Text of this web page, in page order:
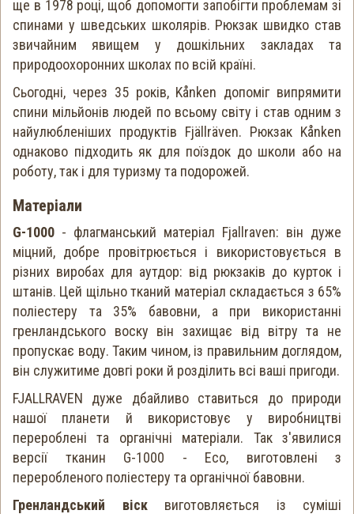
ще в 1978 році, щоб допомогти запобігти проблемам зі
спинами у шведських школярів. Рюкзак швидко став
звичайним явищем у дошкільних закладах та
природоохоронних школах по всій країні.
Сьогодні, через 35 років, Kånken допоміг випрямити
спини мільйонів людей по всьому світу і став одним з
найулюбленіших продуктів Fjällräven. Рюкзак Kånken
однаково підходить як для поїздок до школи або на
роботу, так і для туризму та подорожей.
Матеріали
G-1000 - флагманський матеріал Fjallraven: він дуже
міцний, добре провітрюється і використовується в
різних виробах для аутдор: від рюкзаків до курток і
штанів. Цей щільно тканий матеріал складається з 65%
поліестеру та 35% бавовни, а при використанні
гренландського воску він захищає від вітру та не
пропускає воду. Таким чином, із правильним доглядом,
він служитиме довгі роки й розділить всі ваші пригоди.
FJALLRAVEN дуже дбайливо ставиться до природи
нашої планети й використовує у виробництві
перероблені та органічні матеріали. Так з'явилися
версії тканин G-1000 - Eco, виготовлені з
переробленого поліестеру та органічної бавовни.
Гренландський вісквиготовляється із суміші